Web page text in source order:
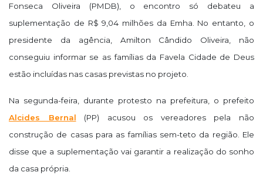
Fonseca Oliveira (PMDB), o encontro só debateu a
suplementação de R$ 9,04 milhões da Emha. No entanto, o
presidente da agência, Amilton Cândido Oliveira, não
conseguiu informar se as famílias da Favela Cidade de Deus
estão incluídas nas casas previstas no projeto.
Na segunda-feira, durante protesto na prefeitura, o prefeito
Alcides Bernal (PP) acusou os vereadores pela não
construção de casas para as famílias sem-teto da região. Ele
disse que a suplementação vai garantir a realização do sonho
da casa própria.